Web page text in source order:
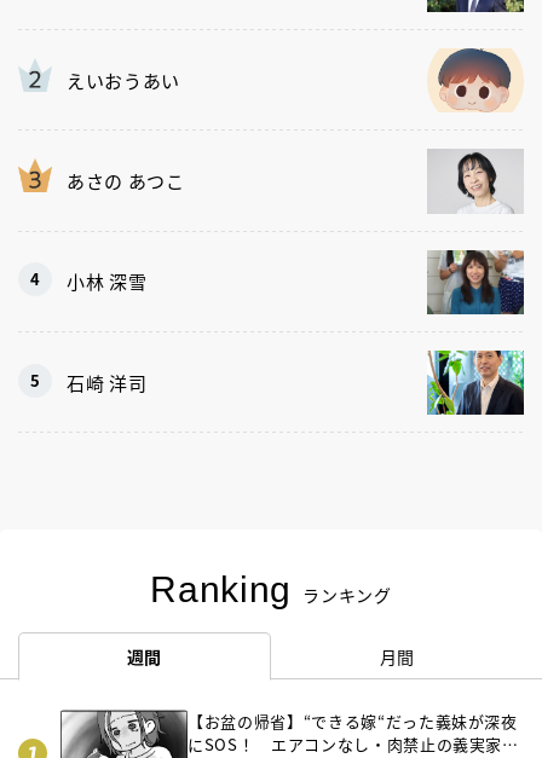
えいおうあい
あさの あつこ
小林 深雪
石崎 洋司
Ranking ランキング
週間 月間
【お盆の帰省】“できる嫁“だった義妹が深夜
にSOS！ エアコンなし・肉禁止の義実家ル